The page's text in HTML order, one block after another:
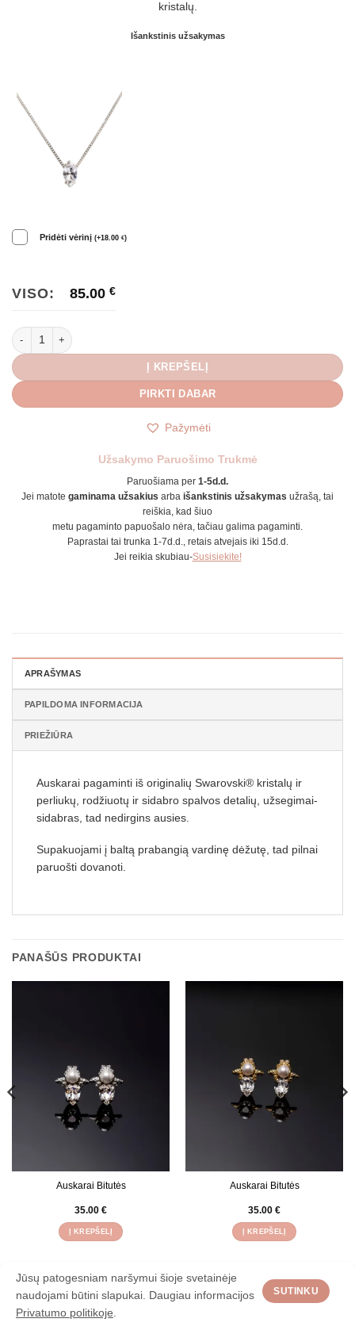
kristalų.
Išankstinis užsakymas
Pridėti vėrinį (+18.00 €)
VISO: 85.00 €
produkto kiekis: Prabangūs auskarai Amanda
Į KREPŠELĮ
PIRKTI DABAR
Pažymėti
Užsakymo Paruošimo Trukmė
Paruošiama per 1-5d.d.
Jei matote gaminama užsakius arba išankstinis užsakymas užrašą, tai
reiškia, kad šiuo
metu pagaminto papuošalo nėra, tačiau galima pagaminti.
Paprastai tai trunka 1-7d.d., retais atvejais iki 15d.d.
Jei reikia skubiau-Susisiekite!
APRAŠYMAS
PAPILDOMA INFORMACIJA
PRIEŽIŪRA
Auskarai pagaminti iš originalių Swarovski® kristalų ir
perliukų, rodžiuotų ir sidabro spalvos detalių, užsegimai-
sidabras, tad nedirgins ausies.
Supakuojami į baltą prabangią vardinę dėžutę, tad pilnai
paruošti dovanoti.
PANAŠŪS PRODUKTAI
Auskarai Bitutės
35.00 €
Į KREPŠELĮ
Auskarai Bitutės
35.00 €
Į KREPŠELĮ
Jūsų patogesniam naršymui šioje svetainėje
naudojami būtini slapukai. Daugiau informacijos
Privatumo politikoje.
SUTINKU
APIE KONTAKTAI PRISTATYMAS TAISYKLĖS PAPUOŠALŲ NUOMA
Visos teisės saugomos 2026 ©